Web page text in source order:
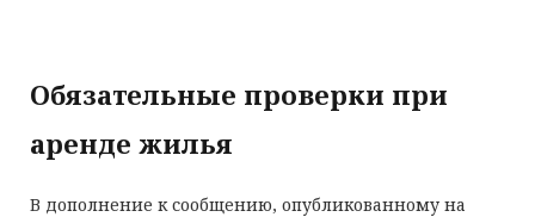
Обязательные проверки при
аренде жилья
В дополнение к сообщению, опубликованному на